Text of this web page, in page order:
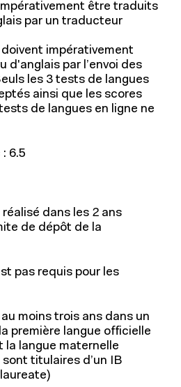
être traduits
par un traducteur
impérativement
d'anglais par l’envoi des
les 3 tests de langues
ainsi que les scores
de langues en ligne ne
6.5
dans les 2 ans
de dépôt de la
pas requis pour les
moins trois ans dans un
première langue officielle
la langue maternelle
titulaires d’un IB